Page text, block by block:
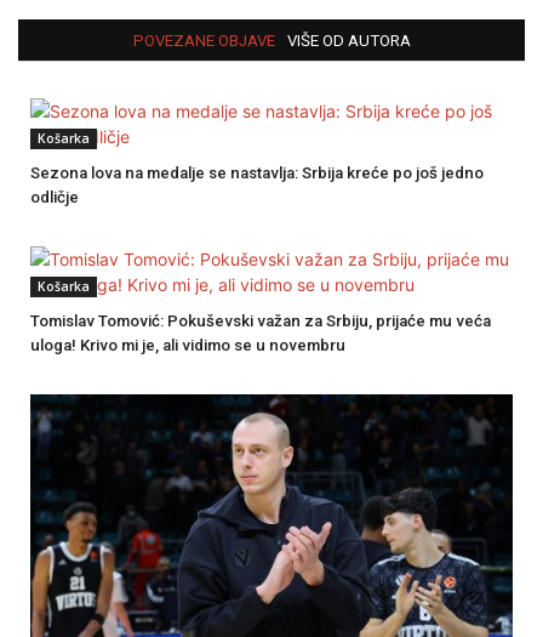
POVEZANE OBJAVE VIŠE OD AUTORA
Košarka
Sezona lova na medalje se nastavlja: Srbija kreće po još jedno
odličje
Košarka
Tomislav Tomović: Pokuševski važan za Srbiju, prijaće mu veća
uloga! Krivo mi je, ali vidimo se u novembru